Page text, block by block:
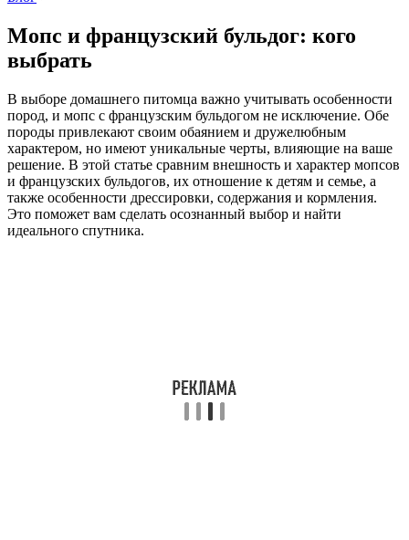
Мопс и французский бульдог: кого
выбрать
В выборе домашнего питомца важно учитывать особенности
пород, и мопс с французским бульдогом не исключение. Обе
породы привлекают своим обаянием и дружелюбным
характером, но имеют уникальные черты, влияющие на ваше
решение. В этой статье сравним внешность и характер мопсов
и французских бульдогов, их отношение к детям и семье, а
также особенности дрессировки, содержания и кормления.
Это поможет вам сделать осознанный выбор и найти
идеального спутника.